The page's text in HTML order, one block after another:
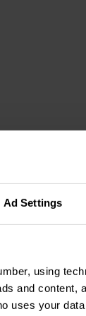
Ad Settings
using
and content,
uses your